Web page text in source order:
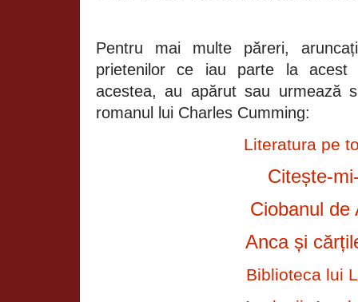
Pentru mai multe păreri,
prietenilor ce iau parte la acest
acestea, au apărut sau urmează
romanul lui Charles Cumming:
Literatura pe
Citește-
Ciobanul de
Anca și
Biblioteca lui